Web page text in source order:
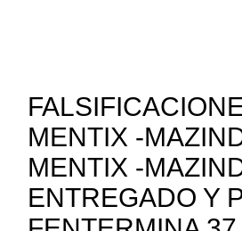
MENTIX -
MENTIX -
ENTREGADO Y